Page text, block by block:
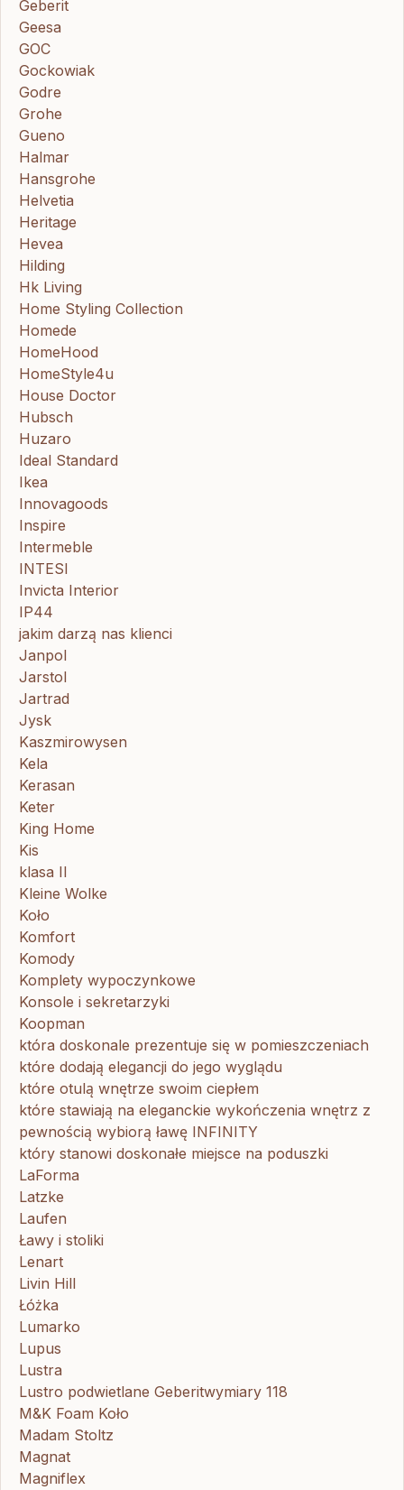
Geberit
Geesa
GOC
Gockowiak
Godre
Grohe
Gueno
Halmar
Hansgrohe
Helvetia
Heritage
Hevea
Hilding
Hk Living
Home Styling Collection
Homede
HomeHood
HomeStyle4u
House Doctor
Hubsch
Huzaro
Ideal Standard
Ikea
Innovagoods
Inspire
Intermeble
INTESI
Invicta Interior
IP44
jakim darzą nas klienci
Janpol
Jarstol
Jartrad
Jysk
Kaszmirowysen
Kela
Kerasan
Keter
King Home
Kis
klasa II
Kleine Wolke
Koło
Komfort
Komody
Komplety wypoczynkowe
Konsole i sekretarzyki
Koopman
która doskonale prezentuje się w pomieszczeniach
które dodają elegancji do jego wyglądu
które otulą wnętrze swoim ciepłem
które stawiają na eleganckie wykończenia wnętrz z
pewnością wybiorą ławę INFINITY
który stanowi doskonałe miejsce na poduszki
LaForma
Latzke
Laufen
Ławy i stoliki
Lenart
Livin Hill
Łóżka
Lumarko
Lupus
Lustra
Lustro podwietlane Geberitwymiary 118
M&K Foam Koło
Madam Stoltz
Magnat
Magniflex